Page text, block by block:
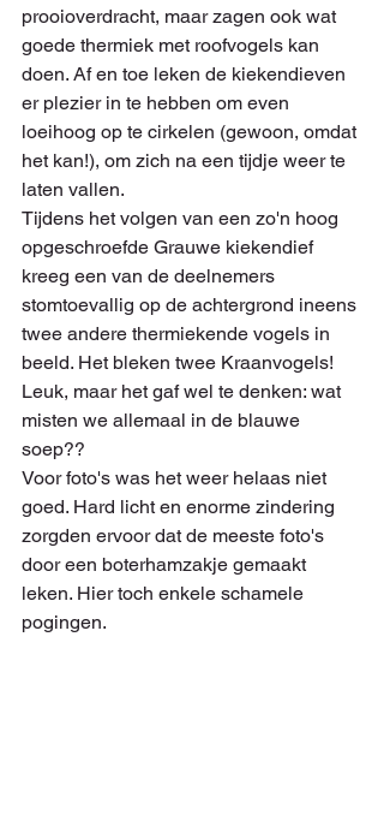
prooioverdracht, maar zagen ook wat
goede thermiek met roofvogels kan
doen. Af en toe leken de kiekendieven
er plezier in te hebben om even
loeihoog op te cirkelen (gewoon, omdat
het kan!), om zich na een tijdje weer te
laten vallen.
Tijdens het volgen van een zo'n hoog
opgeschroefde Grauwe kiekendief
kreeg een van de deelnemers
stomtoevallig op de achtergrond ineens
twee andere thermiekende vogels in
beeld. Het bleken twee Kraanvogels!
Leuk, maar het gaf wel te denken: wat
misten we allemaal in de blauwe
soep??
Voor foto's was het weer helaas niet
goed. Hard licht en enorme zindering
zorgden ervoor dat de meeste foto's
door een boterhamzakje gemaakt
leken. Hier toch enkele schamele
pogingen.